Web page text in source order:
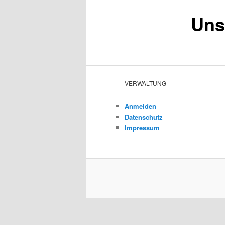
VERWALTUNG
Anmelden
Datenschutz
Impressum